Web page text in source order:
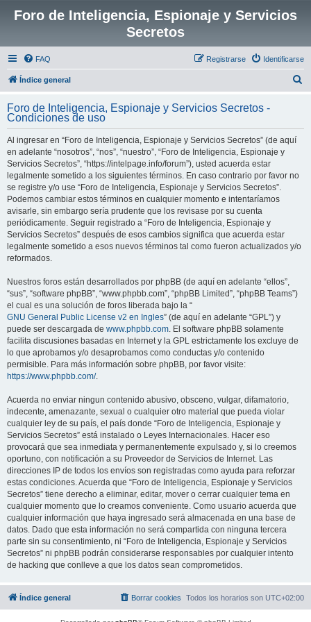
Foro de Inteligencia, Espionaje y Servicios
Secretos
FAQ Identificarse
Registrarse
Índice general
c
Foro de Inteligencia, Espionaje y Servicios Secretos -
Condiciones de uso
Al ingresar en “Foro de Inteligencia, Espionaje y Servicios Secretos” (de aquí
en adelante “nosotros”, “nos”, “nuestro”, “Foro de Inteligencia, Espionaje y
Servicios Secretos”, “https://intelpage.info/forum”), usted acuerda estar
legalmente sometido a los siguientes términos. En caso contrario por favor no
se registre y/o use “Foro de Inteligencia, Espionaje y Servicios Secretos”.
Podemos cambiar estos términos en cualquier momento e intentaríamos
avisarle, sin embargo sería prudente que los revisase por su cuenta
periódicamente. Seguir registrado a “Foro de Inteligencia, Espionaje y
Servicios Secretos” después de esos cambios significa que acuerda estar
legalmente sometido a esos nuevos términos tal como fueron actualizados y/o
reformados.
Nuestros foros están desarrollados por phpBB (de aquí en adelante “ellos”,
“sus”, “software phpBB”, “www.phpbb.com”, “phpBB Limited”, “phpBB Teams”)
el cual es una solución de foros liberada bajo la “
GNU General Public License v2 en Ingles” (de aquí en adelante “GPL”) y
puede ser descargada de www.phpbb.com. El software phpBB solamente
facilita discusiones basadas en Internet y la GPL estrictamente los excluye de
lo que aprobamos y/o desaprobamos como conductas y/o contenido
permisible. Para más información sobre phpBB, por favor visite:
https://www.phpbb.com/.
Acuerda no enviar ningun contenido abusivo, obsceno, vulgar, difamatorio,
indecente, amenazante, sexual o cualquier otro material que pueda violar
cualquier ley de su país, el país donde “Foro de Inteligencia, Espionaje y
Servicios Secretos” está instalado o Leyes Internacionales. Hacer eso
provocará que sea inmediata y permanentemente expulsado y, si lo creemos
oportuno, con notificación a su Proveedor de Servicios de Internet. Las
direcciones IP de todos los envíos son registradas como ayuda para reforzar
estas condiciones. Acuerda que “Foro de Inteligencia, Espionaje y Servicios
Secretos” tiene derecho a eliminar, editar, mover o cerrar cualquier tema en
cualquier momento que lo creamos conveniente. Como usuario acuerda que
cualquier información que haya ingresado será almacenada en una base de
datos. Dado que esta información no será compartida con ninguna tercera
parte sin su consentimiento, ni “Foro de Inteligencia, Espionaje y Servicios
Secretos” ni phpBB podrán considerarse responsables por cualquier intento
de hacking que conlleve a que los datos sean comprometidos.
Índice general Todos los horarios son UTC+02:00
Borrar cookies